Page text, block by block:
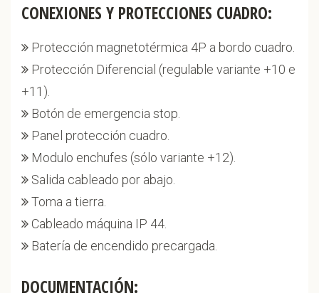
CONEXIONES Y PROTECCIONES CUADRO:
Protección magnetotérmica 4P a bordo cuadro.
Protección Diferencial (regulable variante +10 e
+11).
Botón de emergencia stop.
Panel protección cuadro.
Modulo enchufes (sólo variante +12).
Salida cableado por abajo.
Toma a tierra.
Cableado máquina IP 44.
Batería de encendido precargada.
DOCUMENTACIÓN: